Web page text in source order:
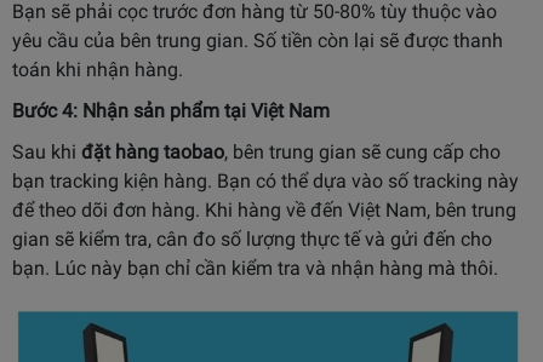
Bạn sẽ phải cọc trước đơn hàng từ 50-80% tùy thuộc vào
yêu cầu của bên trung gian. Số tiền còn lại sẽ được thanh
toán khi nhận hàng.
Bước 4: Nhận sản phẩm tại Việt Nam
Sau khi đặt hàng taobao, bên trung gian sẽ cung cấp cho
bạn tracking kiện hàng. Bạn có thể dựa vào số tracking này
để theo dõi đơn hàng. Khi hàng về đến Việt Nam, bên trung
gian sẽ kiểm tra, cân đo số lượng thực tế và gửi đến cho
bạn. Lúc này bạn chỉ cần kiểm tra và nhận hàng mà thôi.